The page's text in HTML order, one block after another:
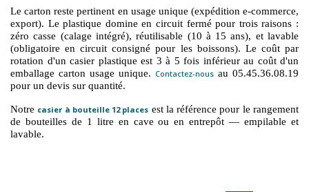
Le carton reste pertinent en usage unique (expédition e-commerce,
export). Le plastique domine en circuit fermé pour trois raisons :
zéro casse (calage intégré), réutilisable (10 à 15 ans), et lavable
(obligatoire en circuit consigné pour les boissons). Le coût par
rotation d'un casier plastique est 3 à 5 fois inférieur au coût d'un
emballage carton usage unique. Contactez-nous au 05.45.36.08.19
pour un devis sur quantité.
Notre casier à bouteille 12 places est la référence pour le rangement
de bouteilles de 1 litre en cave ou en entrepôt — empilable et
lavable.